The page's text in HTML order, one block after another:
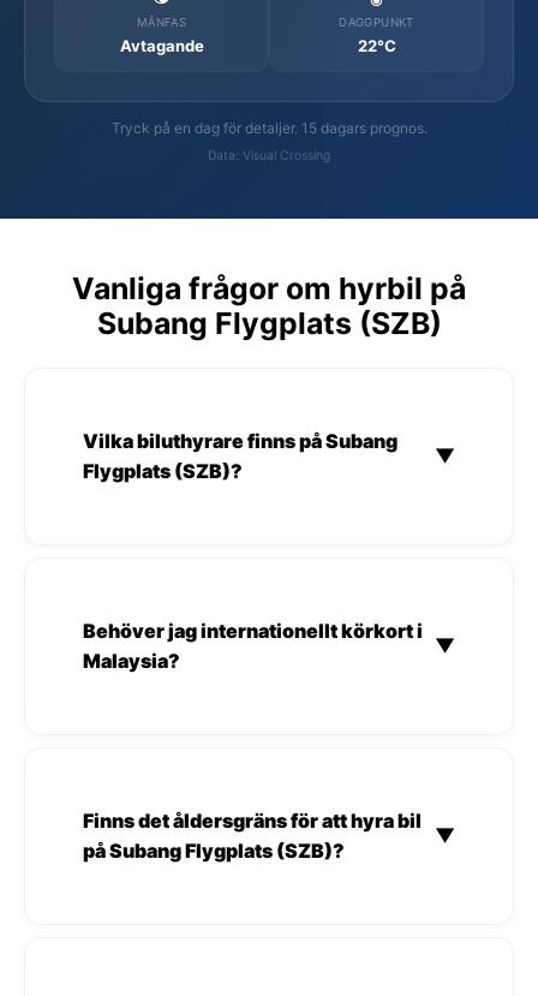
MÅNFAS
Avtagande
DAGGPUNKT
22°C
Tryck på en dag för detaljer. 15 dagars prognos.
Data: Visual Crossing
Vanliga frågor om hyrbil på
Subang Flygplats (SZB)
Vilka biluthyrare finns på Subang
Flygplats (SZB)?
▼
Behöver jag internationellt körkort i
Malaysia?
▼
Finns det åldersgräns för att hyra bil
på Subang Flygplats (SZB)?
▼